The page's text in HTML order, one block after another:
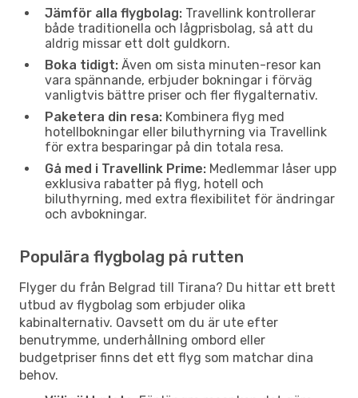
Jämför alla flygbolag: Travellink kontrollerar
både traditionella och lågprisbolag, så att du
aldrig missar ett dolt guldkorn.
Boka tidigt: Även om sista minuten-resor kan
vara spännande, erbjuder bokningar i förväg
vanligtvis bättre priser och fler flygalternativ.
Paketera din resa: Kombinera flyg med
hotellbokningar eller biluthyrning via Travellink
för extra besparingar på din totala resa.
Gå med i Travellink Prime: Medlemmar låser upp
exklusiva rabatter på flyg, hotell och
biluthyrning, med extra flexibilitet för ändringar
och avbokningar.
Populära flygbolag på rutten
Flyger du från Belgrad till Tirana? Du hittar ett brett
utbud av flygbolag som erbjuder olika
kabinalternativ. Oavsett om du är ute efter
benutrymme, underhållning ombord eller
budgetpriser finns det ett flyg som matchar dina
behov.